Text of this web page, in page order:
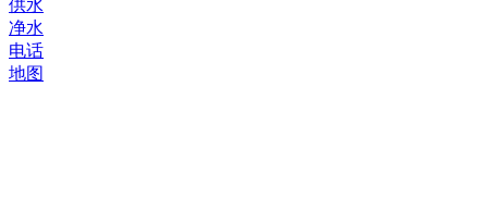
供水
净水
电话
地图